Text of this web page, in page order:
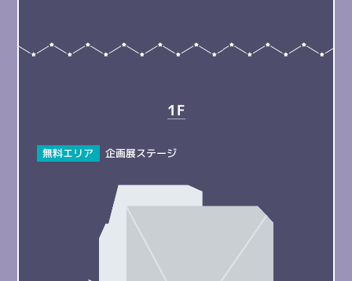
1F
無料エリア 企画展ステージ